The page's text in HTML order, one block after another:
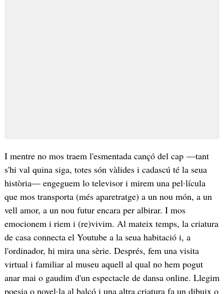
I mentre no mos traem l'esmentada cançó del cap —tant
s'hi val quina siga, totes són vàlides i cadascú té la seua
història— engeguem lo televisor i mirem una pel·lícula
que mos transporta (més aparetratge) a un nou món, a un
vell amor, a un nou futur encara per albirar. I mos
emocionem i riem i (re)vivim. Al mateix temps, la criatura
de casa connecta el Youtube a la seua habitació i, a
l'ordinador, hi mira una sèrie. Després, fem una visita
virtual i familiar al museu aquell al qual no hem pogut
anar mai o gaudim d'un espectacle de dansa online. Llegim
poesia o novel·la al balcó i una altra criatura fa un dibuix o